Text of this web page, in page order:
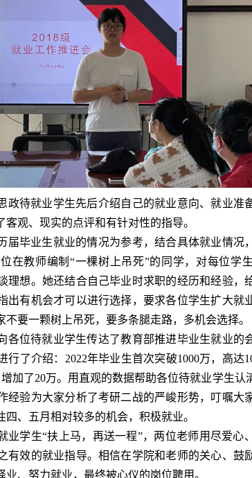
政待就业学生先后介绍自己的就业意向、就业准
观、现实的点评和有针对性的指导。
届毕业生就业的情况为参考，结合具体就业情况
在教师编制 “一棵树上吊死”的同学，对每位学
理想。她还结合自己毕业时求职的经历和经验，
出有机会才可以进行选择，要求各位学生扩大就
要一颗树上吊死，要多条腿走路，多机会选择。
各位待就业学生传达了教育部推进毕业生就业的
行了介绍： 2022年毕业生首次突破1000万，高达
加了20万。用直观的数据帮助各位待就业学生认
经验为大家分析了考研二战的严峻形势，叮嘱大
、五月相对较多的机会，积极就业。
业学生“扶上马，再送一程”，两位老师用尽爱心
有效的就业指导。相信在学院和老师的关心、鼓
、努力就业，最终被心仪的岗位聘用。